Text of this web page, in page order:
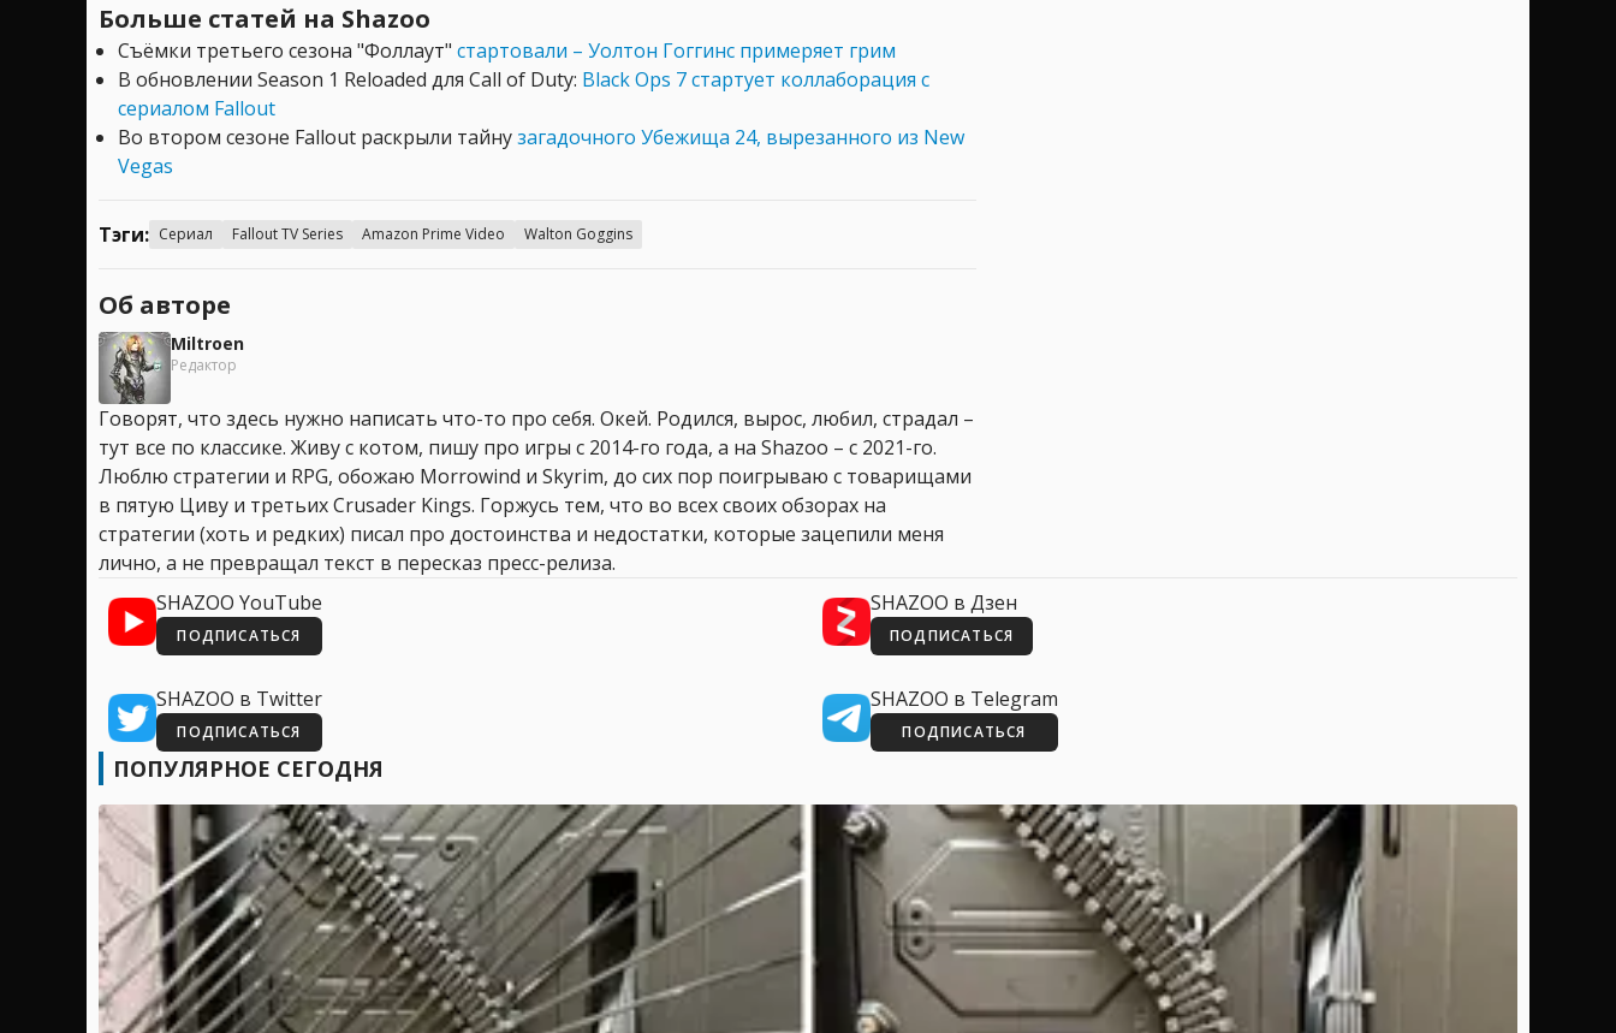
Больше статей на Shazoo
Съёмки третьего сезона "Фоллаут" стартовали – Уолтон Гоггинс примеряет грим
В обновлении Season 1 Reloaded для Call of Duty: Black Ops 7 стартует коллаборация с
сериалом Fallout
Во втором сезоне Fallout раскрыли тайнузагадочного Убежища 24, вырезанного из New
Vegas
Тэги: Сериал Fallout TV Series Amazon Prime Video Walton Goggins
Об авторе
Miltroen
Редактор
Говорят, что здесь нужно написать что-то про себя. Окей. Родился, вырос, любил, страдал –
тут все по классике. Живу с котом, пишу про игры с 2014-го года, а на Shazoo – с 2021-го.
Люблю стратегии и RPG, обожаю Morrowind и Skyrim, до сих пор поигрываю с товарищами
в пятую Циву и третьих Crusader Kings. Горжусь тем, что во всех своих обзорах на
стратегии (хоть и редких) писал про достоинства и недостатки, которые зацепили меня
лично, а не превращал текст в пересказ пресс-релиза.
SHAZOO YouTube
ПОДПИСАТЬСЯ
SHAZOO в Дзен
ПОДПИСАТЬСЯ
SHAZOO в Twitter
ПОДПИСАТЬСЯ
SHAZOO в Telegram
ПОДПИСАТЬСЯ
ПОПУЛЯРНОЕ СЕГОДНЯ